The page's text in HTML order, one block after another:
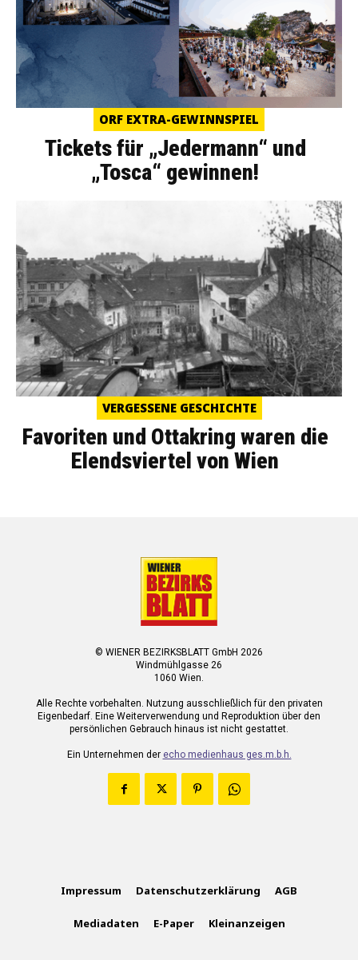
ORF EXTRA-GEWINNSPIEL
Tickets für „Jedermann“ und
„Tosca“ gewinnen!
VERGESSENE GESCHICHTE
Favoriten und Ottakring waren die
Elendsviertel von Wien
© WIENER BEZIRKSBLATT GmbH 2026
Windmühlgasse 26
1060 Wien.
Alle Rechte vorbehalten. Nutzung ausschließlich für den privaten
Eigenbedarf. Eine Weiterverwendung und Reproduktion über den
persönlichen Gebrauch hinaus ist nicht gestattet.
Ein Unternehmen der echo medienhaus ges.m.b.h.
Impressum Datenschutzerklärung AGB
Mediadaten E-Paper Kleinanzeigen